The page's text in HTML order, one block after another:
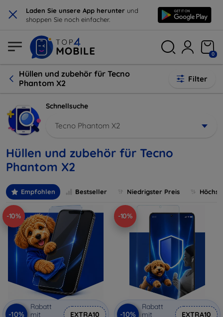
× Laden Sie unsere App herunter und
shoppen Sie noch einfacher.
0
Hüllen und zubehör für Tecno
Phantom X2
Filter
Schnellsuche
Tecno Phantom X2
Hüllen und zubehör für Tecno
Phantom X2
Empfohlen Bestseller Niedrigster Preis
-10%
-10%
Rabatt
mit
EXTRA10
-10%
-10%
Rabatt
mit
EXTRA10